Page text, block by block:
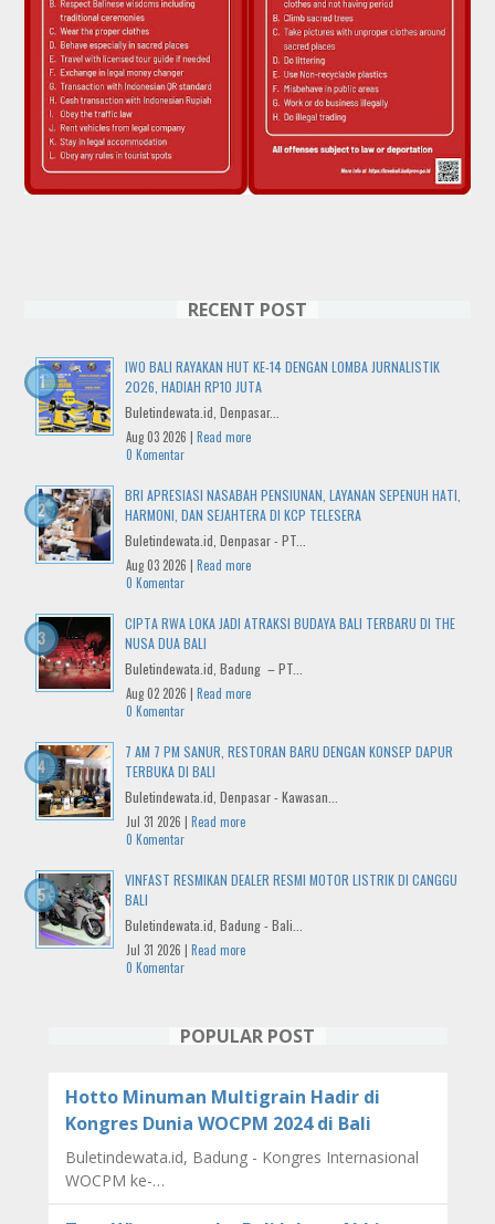
RECENT POST
IWO BALI RAYAKAN HUT KE-14 DENGAN LOMBA JURNALISTIK
2026, HADIAH RP10 JUTA
Buletindewata.id, Denpasar...
Aug 03 2026 | Read more
0 Komentar
BRI APRESIASI NASABAH PENSIUNAN, LAYANAN SEPENUH HATI,
HARMONI, DAN SEJAHTERA DI KCP TELESERA
Buletindewata.id, Denpasar - PT...
Aug 03 2026 | Read more
0 Komentar
CIPTA RWA LOKA JADI ATRAKSI BUDAYA BALI TERBARU DI THE
NUSA DUA BALI
Buletindewata.id, Badung – PT...
Aug 02 2026 | Read more
0 Komentar
7 AM 7 PM SANUR, RESTORAN BARU DENGAN KONSEP DAPUR
TERBUKA DI BALI
Buletindewata.id, Denpasar - Kawasan...
Jul 31 2026 | Read more
0 Komentar
VINFAST RESMIKAN DEALER RESMI MOTOR LISTRIK DI CANGGU
BALI
Buletindewata.id, Badung - Bali...
Jul 31 2026 | Read more
0 Komentar
POPULAR POST
Hotto Minuman Multigrain Hadir di
Kongres Dunia WOCPM 2024 di Bali
Buletindewata.id, Badung - Kongres Internasional
WOCPM ke-…